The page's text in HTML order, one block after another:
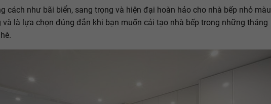
cách như bãi biển, sang trọng và hiện đại hoàn hảo cho nhà bếp nhỏ màu
và là lựa chọn đúng đắn khi bạn muốn cải tạo nhà bếp trong những tháng